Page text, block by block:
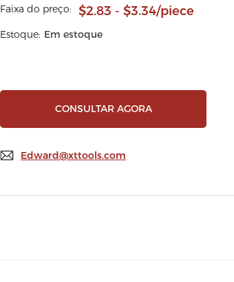
Faixa do preço: $2.83 - $3.34/piece
Estoque: Em estoque
CONSULTAR AGORA
Edward@xttools.com